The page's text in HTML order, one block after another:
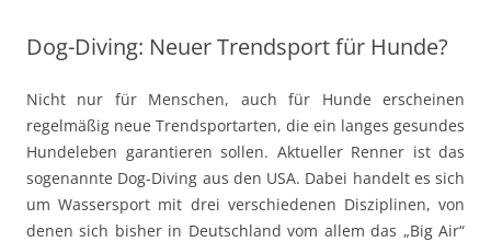
Dog-Diving: Neuer Trendsport für Hunde?
Nicht nur für Menschen, auch für Hunde erscheinen
regelmäßig neue Trendsportarten, die ein langes gesundes
Hundeleben garantieren sollen. Aktueller Renner ist das
sogenannte Dog-Diving aus den USA. Dabei handelt es sich
um Wassersport mit drei verschiedenen Disziplinen, von
denen sich bisher in Deutschland vom allem das „Big Air“